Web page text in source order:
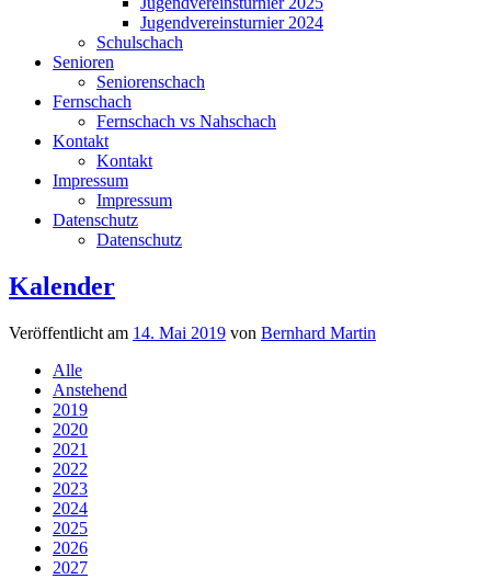
Jugendvereinsturnier 2024
Schulschach
Senioren
Seniorenschach
Fernschach
Fernschach vs Nahschach
Kontakt
Kontakt
Impressum
Impressum
Datenschutz
Datenschutz
Kalender
Veröffentlicht am 14. Mai 2019 von Bernhard Martin
Alle
Anstehend
2019
2020
2021
2022
2023
2024
2025
2026
2027